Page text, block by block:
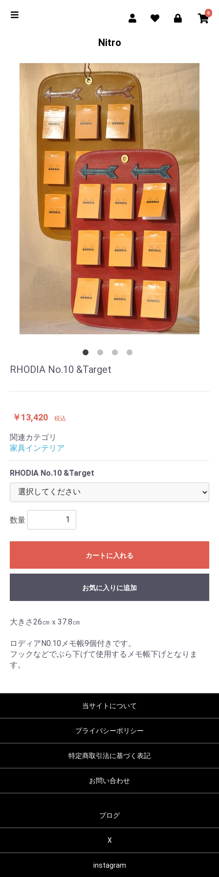
0
Nitro
RHODIA No.10 &Target
￥13,420 税込
関連カテゴリ
家具インテリア
RHODIA No.10 &Target
数量
カートに入れる
お気に入りに追加
大きさ26㎝ｘ37.8㎝
ロディアN0.10メモ帳9個付きです。
フックなどでぶら下げて使用するメモ帳下げとなりま
す。
当サイトについて
プライバシーポリシー
特定商取引法に基づく表記
お問い合わせ
ブログ
X
instagram